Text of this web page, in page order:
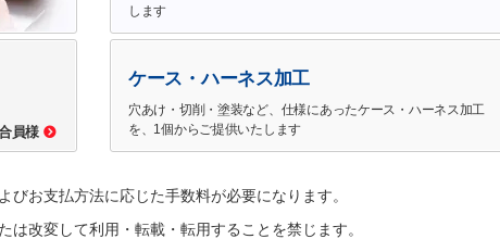
員様
します
ケース・ハーネス加工
穴あけ・切削・塗装など、仕様にあったケース・ハーネス加工
を、1個からご提供いたします
お支払方法に応じた手数料が必要になります。
改変して利用・転載・転用することを禁じます。